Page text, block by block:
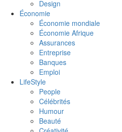
Design
Économie
Économie mondiale
Économie Afrique
Assurances
Entreprise
Banques
Emploi
LifeStyle
People
Célébrités
Humour
Beauté